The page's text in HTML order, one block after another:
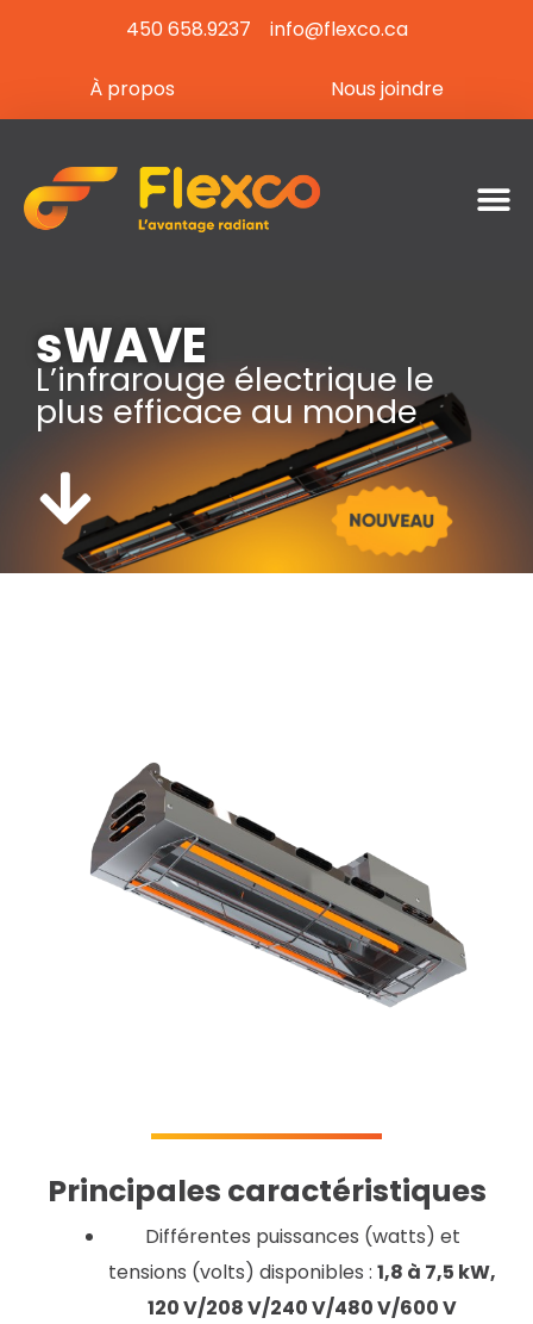
450 658.9237 info@flexco.ca
À propos Nous joindre
sWAVE
L’infrarouge électrique le
plus efficace au monde
Principales caractéristiques
Différentes puissances (watts) et
tensions (volts) disponibles : 1,8 à 7,5 kW,
120 V/208 V/240 V/480 V/600 V